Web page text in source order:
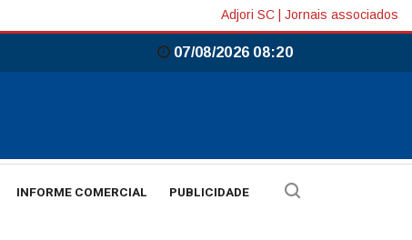
Adjori SC Jornais associados
07/08/2026 08:20
INFORME COMERCIAL PUBLICIDADE